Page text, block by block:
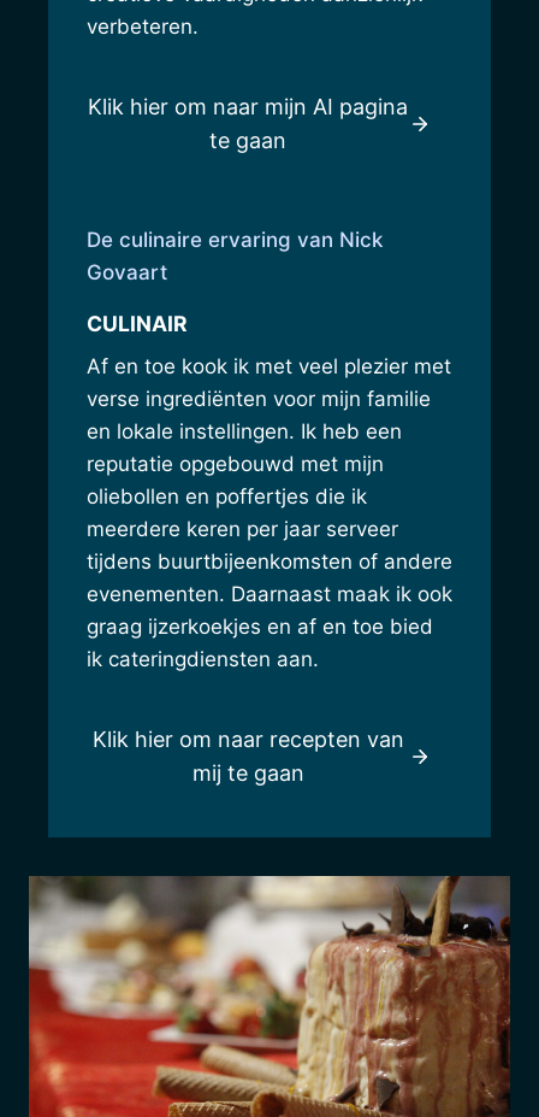
verbeteren.
Klik hier om naar mijn AI pagina
te gaan
De culinaire ervaring van Nick
Govaart
CULINAIR
Af en toe kook ik met veel plezier met
verse ingrediënten voor mijn familie
en lokale instellingen. Ik heb een
reputatie opgebouwd met mijn
oliebollen en poffertjes die ik
meerdere keren per jaar serveer
tijdens buurtbijeenkomsten of andere
evenementen. Daarnaast maak ik ook
graag ijzerkoekjes en af en toe bied
ik cateringdiensten aan.
Klik hier om naar recepten van
mij te gaan